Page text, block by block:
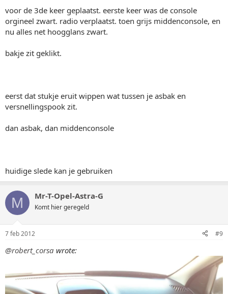
voor de 3de keer geplaatst. eerste keer was de console
orgineel zwart. radio verplaatst. toen grijs middenconsole, en
nu alles net hoogglans zwart.
bakje zit geklikt.
eerst dat stukje eruit wippen wat tussen je asbak en
versnellingspook zit.
dan asbak, dan middenconsole
huidige slede kan je gebruiken
M Mr-T-Opel-Astra-G
Komt hier geregeld
7 feb 2012 #9
@robert_corsa wrote: